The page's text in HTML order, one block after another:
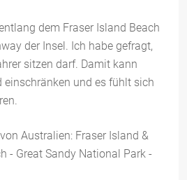
dem Fraser Island Beach
der Insel. Ich habe gefragt,
sitzen darf. Damit kann
einschränken und es fühlt sich